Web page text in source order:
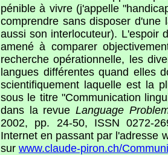
pénible à vivre (j'appelle
comprendre sans disposer
aussi son interlocuteur). L'espoir
amené à comparer
recherche opérationnelle, les
langues différentes quand elles
scientifiquement laquelle est la
sous le titre "Communication
dans la revue Language
2002, pp. 24-50, ISSN 0272-
Internet en passant par l'adresse
sur www.claude-piron.ch/